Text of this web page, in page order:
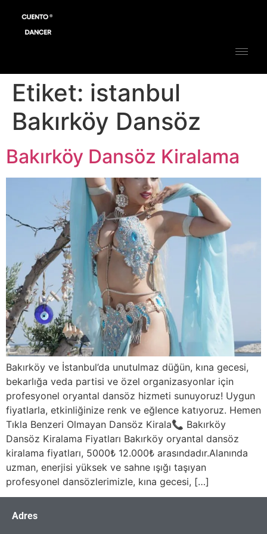
Etiket: istanbul
Bakırköy Dansöz
Bakırköy Dansöz Kiralama
Bakırköy ve İstanbul’da unutulmaz düğün, kına gecesi,
bekarlığa veda partisi ve özel organizasyonlar için
profesyonel oryantal dansöz hizmeti sunuyoruz! Uygun
fiyatlarla, etkinliğinize renk ve eğlence katıyoruz. Hemen
Tıkla Benzeri Olmayan Dansöz Kirala📞 Bakırköy
Dansöz Kiralama Fiyatları Bakırköy oryantal dansöz
kiralama fiyatları, 5000₺ 12.000₺ arasındadır.Alanında
uzman, enerjisi yüksek ve sahne ışığı taşıyan
profesyonel dansözlerimizle, kına gecesi, […]
Adres